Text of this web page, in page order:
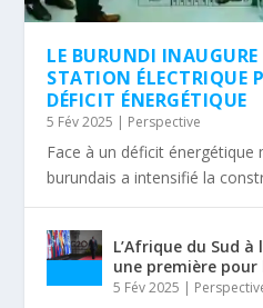
LE BURUNDI
STATION ÉLECTRIQUE
DÉFICIT ÉNERGÉTIQUE
5 Fév 2025 | Perspective
Face à un déficit
burundais a intensifié la
L’Afrique du Sud à
une première
5 Fév 2025 |